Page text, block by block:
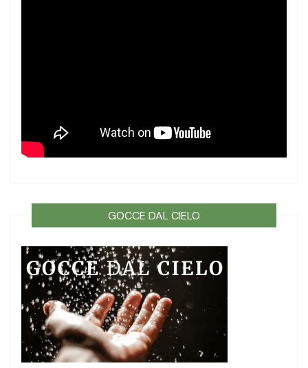
GOCCE DAL CIELO